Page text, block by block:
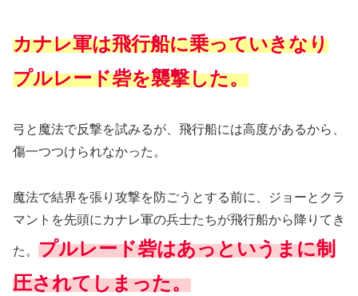
カナレ軍は飛行船に乗っていきなり
プルレード砦を襲撃した。
弓と魔法で反撃を試みるが、飛行船には高度があるから、
傷一つつけられなかった。
魔法で結界を張り攻撃を防ごうとする前に、ジョーとクラ
マントを先頭にカナレ軍の兵士たちが飛行船から降りてき
た。 プルレード砦はあっというまに制
圧されてしまった。